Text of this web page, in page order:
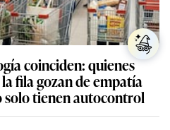
coinciden: quienes
fila gozan de empatía
tienen autocontrol